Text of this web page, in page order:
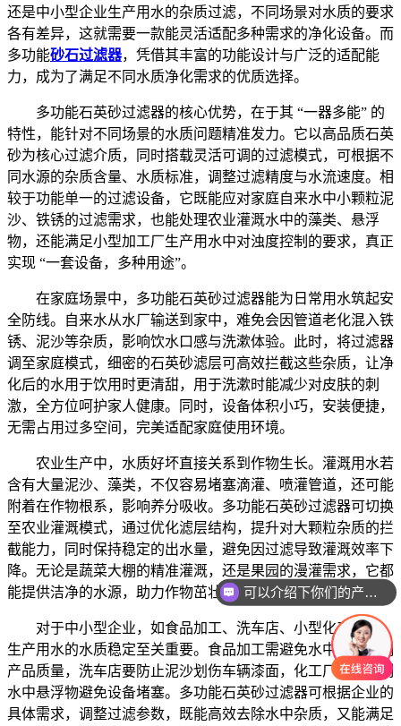
还是中小型企业生产用水的杂质过滤，不同场景对水质的要求
各有差异，这就需要一款能灵活适配多种需求的净化设备。而
多功能砂石过滤器，凭借其丰富的功能设计与广泛的适配能
力，成为了满足不同水质净化需求的优质选择。
多功能石英砂过滤器的核心优势，在于其 “一器多能” 的
特性，能针对不同场景的水质问题精准发力。它以高品质石英
砂为核心过滤介质，同时搭载灵活可调的过滤模式，可根据不
同水源的杂质含量、水质标准，调整过滤精度与水流速度。相
较于功能单一的过滤设备，它既能应对家庭自来水中小颗粒泥
沙、铁锈的过滤需求，也能处理农业灌溉水中的藻类、悬浮
物，还能满足小型加工厂生产用水中对浊度控制的要求，真正
实现 “一套设备，多种用途”。
在家庭场景中，多功能石英砂过滤器能为日常用水筑起安
全防线。自来水从水厂输送到家中，难免会因管道老化混入铁
锈、泥沙等杂质，影响饮水口感与洗漱体验。此时，将过滤器
调至家庭模式，细密的石英砂滤层可高效拦截这些杂质，让净
化后的水用于饮用时更清甜，用于洗漱时能减少对皮肤的刺
激，全方位呵护家人健康。同时，设备体积小巧，安装便捷，
无需占用过多空间，完美适配家庭使用环境。
农业生产中，水质好坏直接关系到作物生长。灌溉用水若
含有大量泥沙、藻类，不仅容易堵塞滴灌、喷灌管道，还可能
附着在作物根系，影响养分吸收。多功能石英砂过滤器可切换
至农业灌溉模式，通过优化滤层结构，提升对大颗粒杂质的拦
截能力，同时保持稳定的出水量，避免因过滤导致灌溉效率下
降。无论是蔬菜大棚的精准灌溉，还是果园的漫灌需求，它都
能提供洁净的水源，助力作物茁壮成长。
对于中小型企业，如食品加工、洗车店、小型化工厂等，
生产用水的水质稳定至关重要。食品加工需避免水中杂质影响
产品质量，洗车店要防止泥沙划伤车辆漆面，化工厂则需控制
水中悬浮物避免设备堵塞。多功能石英砂过滤器可根据企业的
具体需求，调整过滤参数，既能高效去除水中杂质，又能满足
可以介绍下你们的产品么
你们是怎么收费的呢